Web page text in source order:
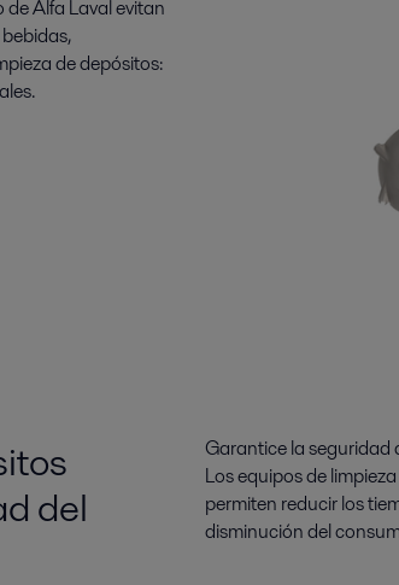
Alfa Laval evitan
de depósitos:
del
Garantice la seguridad
Los equipos de
permiten reducir los
disminución del